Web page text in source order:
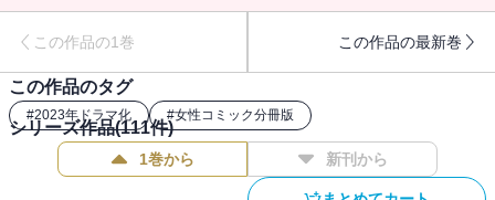
この作品の1巻 この作品の最新巻
この作品のタグ
#2023年ドラマ化 #女性コミック分冊版
シリーズ作品(111件)
1巻から 新刊から